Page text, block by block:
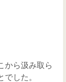
から汲み取ら
でした。